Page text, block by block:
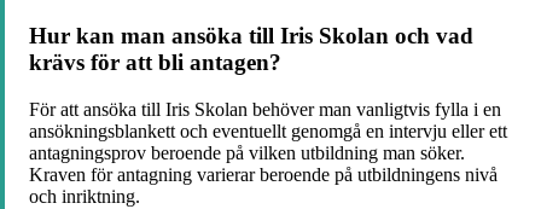
Hur kan man ansöka till Iris Skolan och vad
krävs för att bli antagen?
För att ansöka till Iris Skolan behöver man vanligtvis fylla i en
ansökningsblankett och eventuellt genomgå en intervju eller ett
antagningsprov beroende på vilken utbildning man söker.
Kraven för antagning varierar beroende på utbildningens nivå
och inriktning.